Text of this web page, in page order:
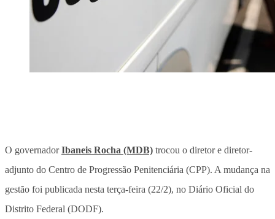
O governadorIbaneis Rocha (MDB) trocou o diretor e diretor-
adjunto do Centro de Progressão Penitenciária (CPP). A mudança na
gestão foi publicada nesta terça-feira (22/2), no Diário Oficial do
Distrito Federal (DODF).